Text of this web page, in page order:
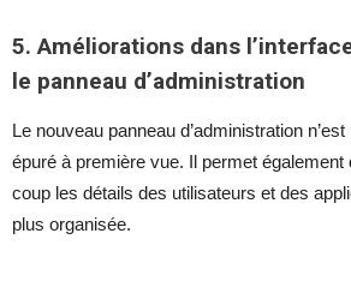
5. Améliorations dans
le panneau d’administration
Le nouveau panneau d’administration
épuré à première vue. Il permet également
coup les détails des utilisateurs et des
plus organisée.